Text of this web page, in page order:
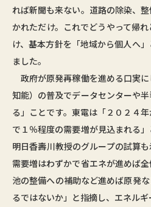
れば新聞も来ない。道路の除染、
かれただけ。これでどうやって帰
け、基本方針を「地域から個人へ
ました。
政府が原発再稼働を進める口実
知能）の普及でデータセンターや
る」ことです。東電は「２０２４
で１％程度の需要増が見込まれる
明日香壽川教授のグループの試算
需要増はわずかで省エネが進めば
池の整備への補助など進めば原発
るではないか」と指摘し、エネルギ